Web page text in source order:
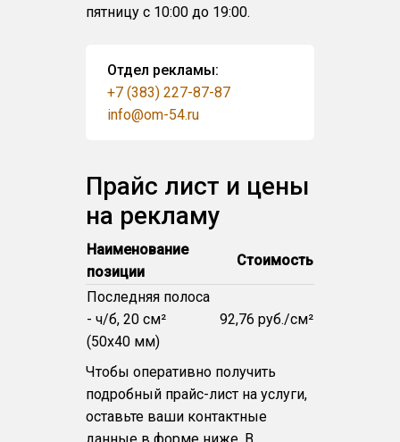
пятницу с 10:00 до 19:00.
Отдел рекламы:
+7 (383) 227-87-87
info@om-54.ru
Прайс лист и цены
на рекламу
Наименование
позиции
Стоимость
Последняя полоса
- ч/б, 20 см²
(50x40 мм)
92,76 руб./см²
Чтобы оперативно получить
подробный прайс-лист на услуги,
оставьте ваши контактные